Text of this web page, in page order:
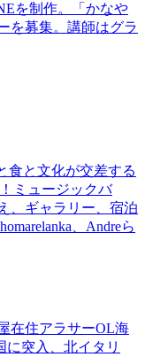
を制作。「かなや
を募集。講師はグラ
⾷と⽂化が交差する
ミュージックバ
、ギャラリー、宿泊
、Andreら
在住アラサーOL海
に突入、北イタリ